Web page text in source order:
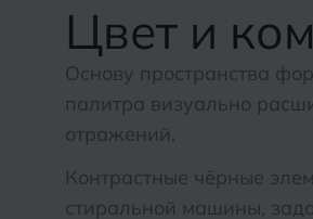
Цвет и
Основу пространства
палитра визуально
отражений.
Контрастные чёрные
стиральной машины,
Альметьевск
Анапа
Армавир
Барнаул